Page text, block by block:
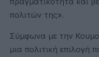
πολιτών της».
Σύμφωνα με την
μια πολιτική επιλογή